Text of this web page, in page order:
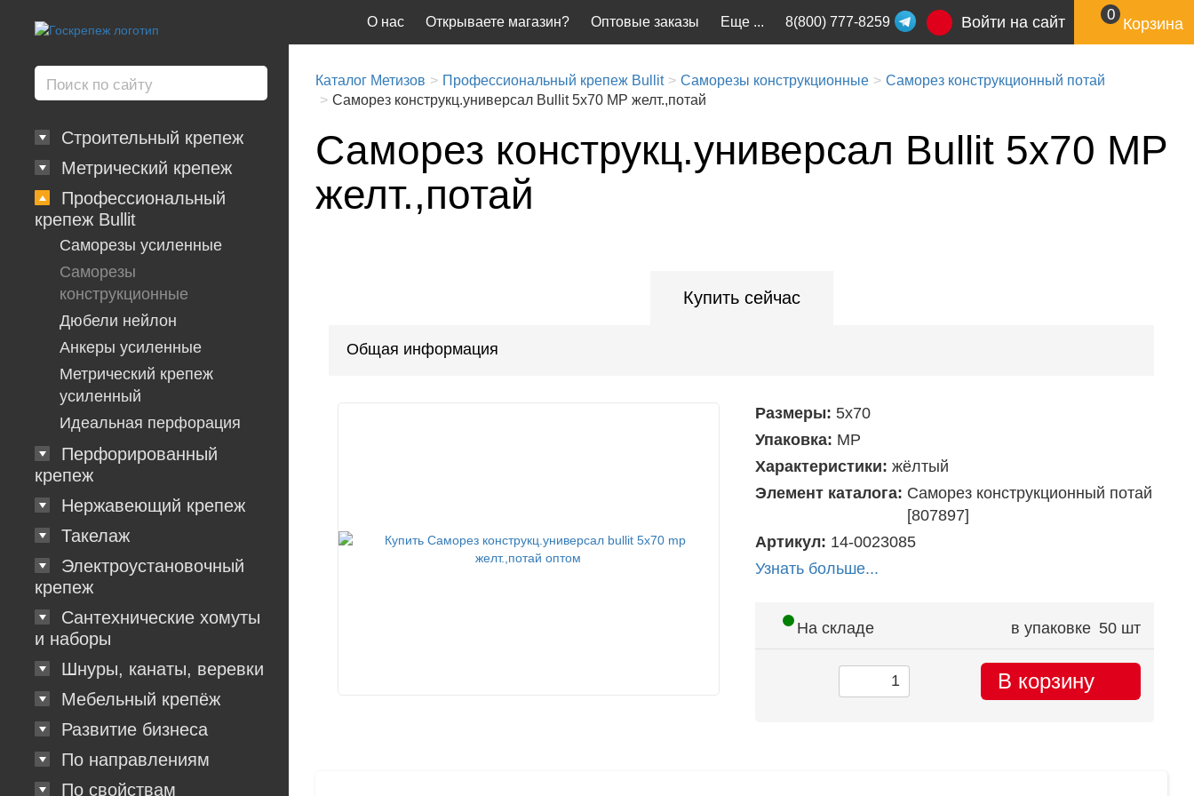
Строительный крепеж
Метрический крепеж
Профессиональный
крепеж Bullit
Саморезы усиленные
Саморезы
конструкционные
Дюбели нейлон
Анкеры усиленные
Метрический крепеж
усиленный
Идеальная перфорация
Перфорированный
крепеж
Нержавеющий крепеж
Такелаж
Электроустановочный
крепеж
Сантехнические хомуты
и наборы
Шнуры, канаты, веревки
Мебельный крепёж
Развитие бизнеса
По направлениям
По свойствам
Еще ...
О нас Открываете магазин? Оптовые заказы 8(800) 777-8259 Войти на сайт 0
Корзина
Каталог Метизов Профессиональный крепеж Bullit Саморезы конструкционные
Саморез конструкционный потай
Саморез конструкц.универсал Bullit 5х70 MP желт.,потай
Саморез конструкц.универсал Bullit 5х70 MP
желт.,потай
Купить сейчас
Общая информация
Размеры: 5х70
Упаковка: MP
Характеристики: жёлтый
Элемент каталога: Саморез конструкционный потай
[807897]
Артикул: 14-0023085
Узнать больше...
На складе в упаковке 50 шт
В корзину